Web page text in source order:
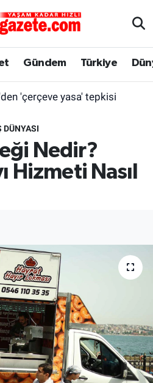
Gündem Türkiye
'çerçeve yasa' tepkisi
DÜNYASI
Nedir?
Hizmeti Nasıl
ve Fikstür